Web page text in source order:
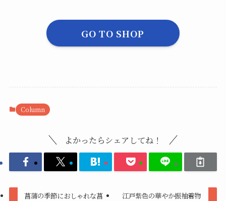
GO TO SHOP
Column
よかったらシェアしてね！
菖蒲の季節におしゃれな菖
江戸紫色の華やか振袖着物